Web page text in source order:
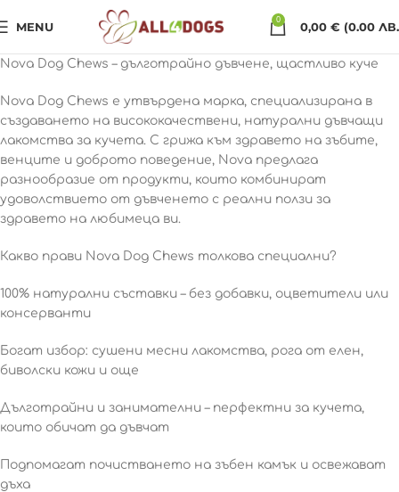
MENU 0 0,00 € (0.00
Nova Dog Chews – дълготрайно дъвчене, щастливо куче
Nova Dog Chews е утвърдена марка, специализирана в
създаването на висококачествени, натурални дъвчащи
лакомства за кучета. С грижа към здравето на зъбите,
венците и доброто поведение, Nova предлага
разнообразие от продукти, които комбинират
удоволствието от дъвченето с реални ползи за
здравето на любимеца ви.
Какво прави Nova Dog Chews толкова специални?
100% натурални съставки – без добавки, оцветители или
консерванти
Богат избор: сушени месни лакомства, рога от елен,
биволски кожи и още
Дълготрайни и занимателни – перфектни за кучета,
които обичат да дъвчат
Подпомагат почистването на зъбен камък и освежават
дъха